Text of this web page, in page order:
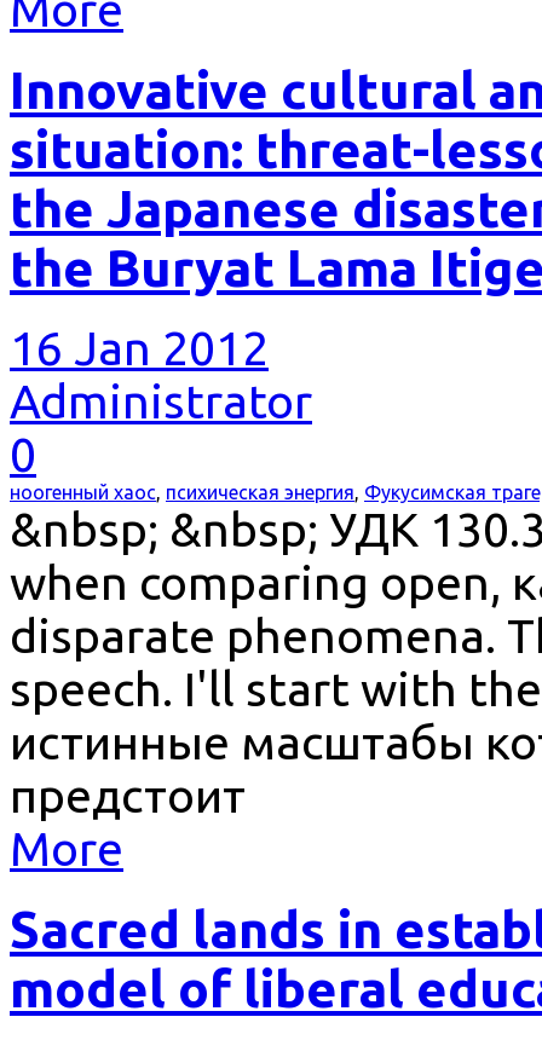
Innovative cultural
situation: threat-
the Japanese
the Buryat Lama
16 Jan 2012
Administrator
0
ноогенный хаос, психическая энергия, Фукусимская
&nbsp; &nbsp; УДК
when comparing open,
disparate phenomena.
speech. I'll start with
истинные масштабы
предстоит
More
Sacred lands in
model of liberal